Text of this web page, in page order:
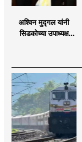
अश्विन मुद्गल यांनी
सिडकोच्या उपाध्यक्ष
करण्यास प्राधान्य देणार :
अश्विन मुद्गल